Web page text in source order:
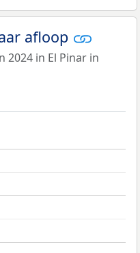
afloop
2024 in El Pinar in